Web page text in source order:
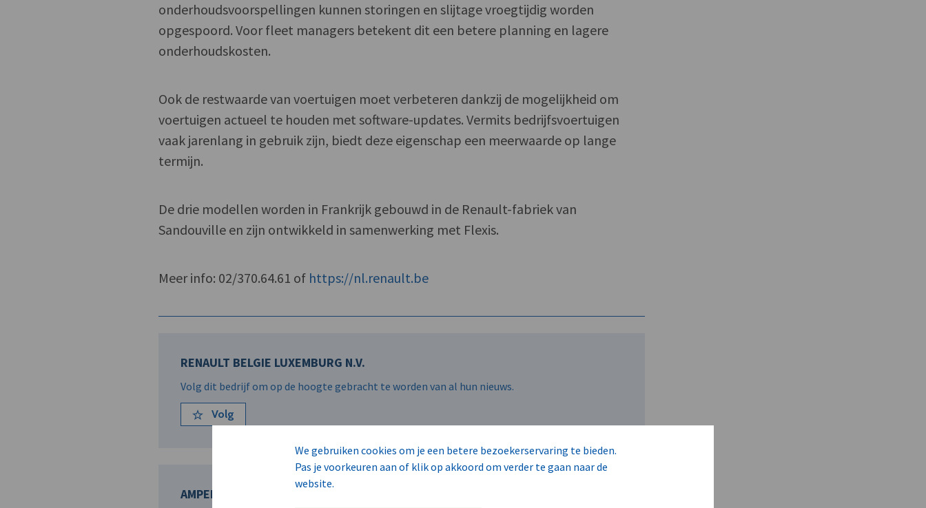
We gebruiken cookies om je een betere bezoekerservaring te bieden.
Pas je voorkeuren aan of klik op akkoord om verder te gaan naar de
website.
onderhoudsvoorspellingen kunnen storingen en slijtage vroegtijdig worden
opgespoord. Voor fleet managers betekent dit een betere planning en lagere
onderhoudskosten.
Ook de restwaarde van voertuigen moet verbeteren dankzij de mogelijkheid om
voertuigen actueel te houden met software-updates. Vermits bedrijfsvoertuigen
vaak jarenlang in gebruik zijn, biedt deze eigenschap een meerwaarde op lange
termijn.
De drie modellen worden in Frankrijk gebouwd in de Renault-fabriek van
Sandouville en zijn ontwikkeld in samenwerking met Flexis.
Meer info: 02/370.64.61 of https://nl.renault.be
RENAULT BELGIE LUXEMBURG N.V.
Volg dit bedrijf om op de hoogte gebracht te worden van al hun nieuws.
Volg
AMPERE